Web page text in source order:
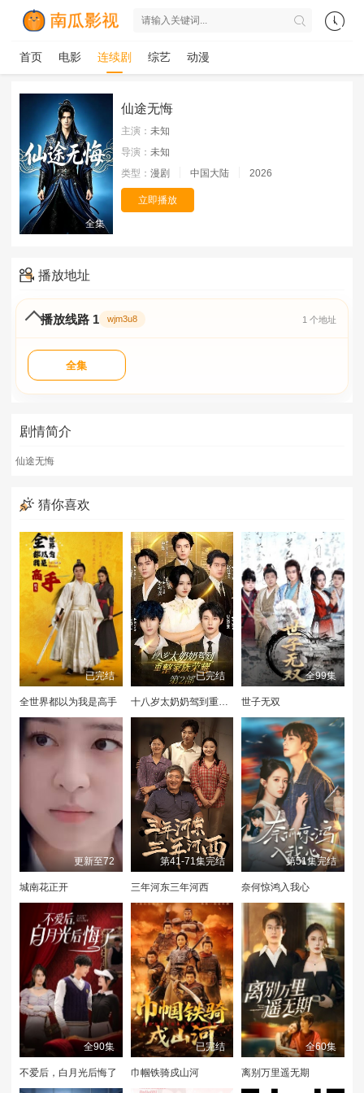
首页 电影 连续剧 综艺 动漫
全集
仙途无悔
主演： 未知
导演： 未知
类型： 漫剧 中国大陆 2026
立即播放
播放地址
播放线路 1 wjm3u8 1 个地址
全集
剧情简介
仙途无悔
猜你喜欢
已完结
全世界都以为我是高手
已完结
十八岁太奶奶驾到重整家族荣耀2
全99集
世子无双
更新至72
城南花正开
第41-71集完结
三年河东三年河西
第51集完结
奈何惊鸿入我心
全90集
不爱后，白月光后悔了
已完结
巾帼铁骑戍山河
全60集
离别万里遥无期